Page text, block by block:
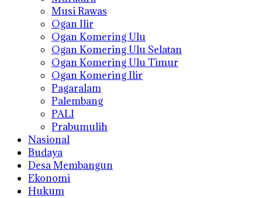
Musi Rawas
Ogan Ilir
Ogan Komering Ulu
Ogan Komering Ulu Selatan
Ogan Komering Ulu Timur
Ogan Komering Ilir
Pagaralam
Palembang
PALI
Prabumulih
Nasional
Budaya
Desa Membangun
Ekonomi
Hukum